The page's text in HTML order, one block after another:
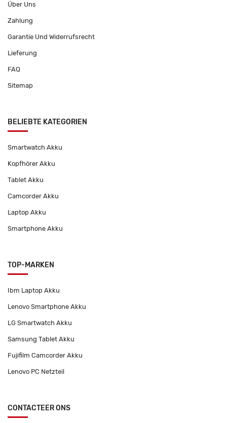
Über Uns
Zahlung
Garantie Und Widerrufsrecht
Lieferung
FAQ
Sitemap
BELIEBTE KATEGORIEN
Smartwatch Akku
Kopfhörer Akku
Tablet Akku
Camcorder Akku
Laptop Akku
Smartphone Akku
TOP-MARKEN
Ibm Laptop Akku
Lenovo Smartphone Akku
LG Smartwatch Akku
Samsung Tablet Akku
Fujifilm Camcorder Akku
Lenovo PC Netzteil
CONTACTEER ONS